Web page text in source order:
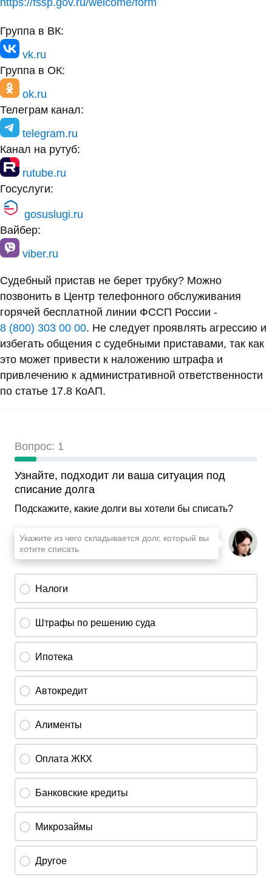
https://fssp.gov.ru/welcome/form
Группа в ВК:
vk.ru
Группа в ОК:
ok.ru
Телеграм канал:
telegram.ru
Канал на рутуб:
rutube.ru
Госуслуги:
gosuslugi.ru
Вайбер:
viber.ru
Судебный пристав не берет трубку? Можно
позвонить в Центр телефонного обслуживания
горячей бесплатной линии ФССП России -
8 (800) 303 00 00. Не следует проявлять агрессию и
избегать общения с судебными приставами, так как
это может привести к наложению штрафа и
привлечению к административной ответственности
по статье 17.8 КоАП.